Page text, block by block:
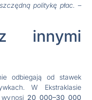
politykę płac. –
innymi
odbiegają od stawek
W Ekstraklasie
20 000–30 000